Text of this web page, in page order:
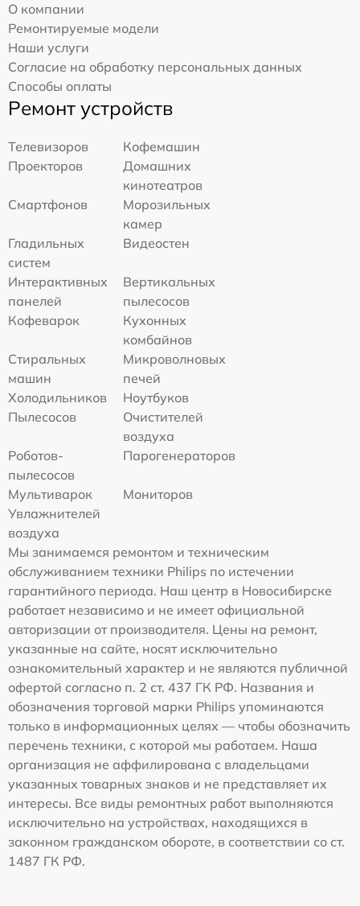
О компании
Ремонтируемые модели
Наши услуги
Согласие на обработку персональных данных
Способы оплаты
Ремонт устройств
Телевизоров
Кофемашин
Проекторов
Домашних
кинотеатров
Смартфонов
Морозильных
камер
Гладильных
систем
Видеостен
Интерактивных
панелей
Вертикальных
пылесосов
Кофеварок
Кухонных
комбайнов
Стиральных
машин
Микроволновых
печей
Холодильников
Ноутбуков
Пылесосов
Очистителей
воздуха
Роботов-
пылесосов
Парогенераторов
Мультиварок
Мониторов
Увлажнителей
воздуха
Мы занимаемся ремонтом и техническим
обслуживанием техники Philips по истечении
гарантийного периода. Наш центр в Новосибирске
работает независимо и не имеет официальной
авторизации от производителя. Цены на ремонт,
указанные на сайте, носят исключительно
ознакомительный характер и не являются публичной
офертой согласно п. 2 ст. 437 ГК РФ. Названия и
обозначения торговой марки Philips упоминаются
только в информационных целях — чтобы обозначить
перечень техники, с которой мы работаем. Наша
организация не аффилирована с владельцами
указанных товарных знаков и не представляет их
интересы. Все виды ремонтных работ выполняются
исключительно на устройствах, находящихся в
законном гражданском обороте, в соответствии со ст.
1487 ГК РФ.